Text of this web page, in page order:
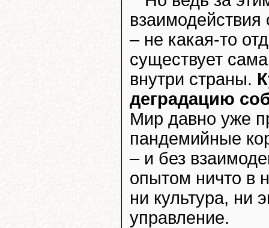
– не какая-то
существует
внутри страны.
деградацию
Мир давно уже
пандемийные
– и без
опытом ничто в
ни культура, ни
управление.